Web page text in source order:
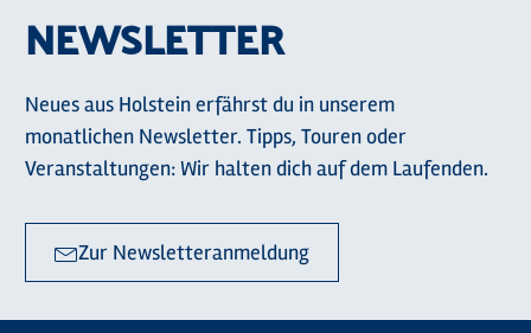
NEWSLETTER
Neues aus Holstein erfährst du in unserem
monatlichen Newsletter. Tipps, Touren oder
Veranstaltungen: Wir halten dich auf dem Laufenden.
Zur Newsletteranmeldung